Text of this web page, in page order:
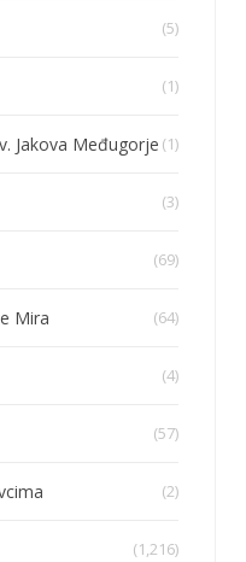
(5)
(1)
Jakova Međugorje (1)
(3)
(69)
Mira (64)
(4)
(57)
(2)
(1,216)